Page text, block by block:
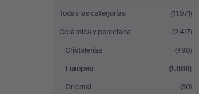
en
Markus
Auktioner
Todas las categorías
(11.971)
Cerámica y porcelana
(2.417)
Cristalerías
(498)
Europeo
(1.888)
Oriental
(30)